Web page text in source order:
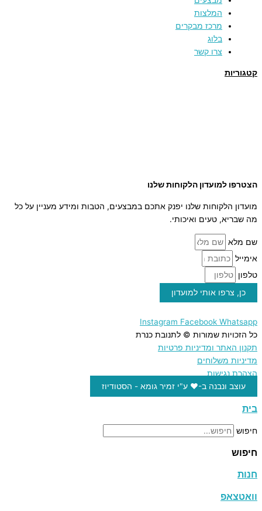
המלצות
מרכז מבקרים
בלוג
צרו קשר
קטגוריות
הצטרפו למועדון הלקוחות שלנו
מועדון הלקוחות שלנו יפנק אתכם במבצעים, הטבות ומידע מעניין על כל
מה שבריא, טעים ואיכותי.
שם מלא
אימייל
טלפון
כן, צרפו אותי למועדון
Instagram Facebook Whatsapp
כל הזכויות שמורות © לתנובת כנרת
תקנון האתר ומדיניות פרטיות
מדיניות משלוחים
הצהרת נגישות
עוצב ונבנה ב-♥︎ ע"י זמיר גומא - הסטודיוז
בית
חיפוש
חיפוש
חנות
וואטצאפ